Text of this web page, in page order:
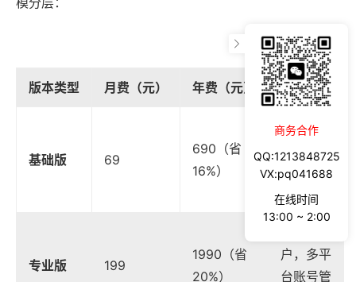
版本类型 月费（元） 年费（元） 适用场景
基础版 69
690（省
16%）
个人卖
家，单平
台少量账
号运营
专业版 199
1990（省
20%）
户，多平
台账号管
商务合作
QQ:1213848725
VX:pq041688
在线时间
13:00 ~ 2:00